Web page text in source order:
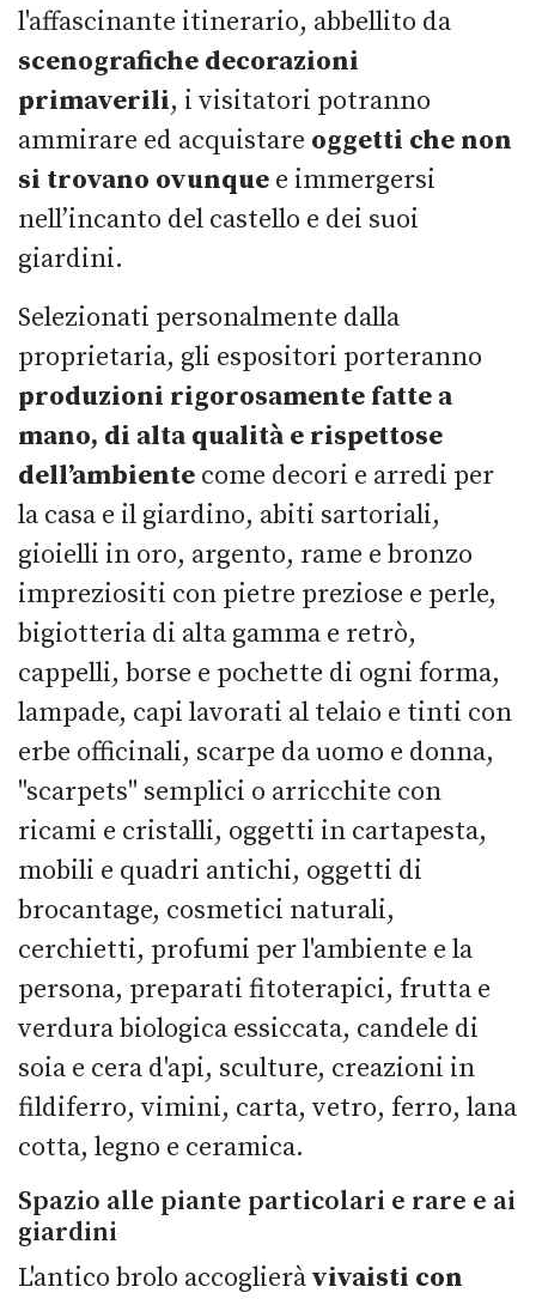
l'affascinante itinerario, abbellito da
scenografiche decorazioni
primaverili, i visitatori potranno
ammirare ed acquistare oggetti che non
si trovano ovunque e immergersi
nell’incanto del castello e dei suoi
giardini.
Selezionati personalmente dalla
proprietaria, gli espositori porteranno
produzioni rigorosamente fatte a
mano, di alta qualità e rispettose
dell’ambiente come decori e arredi per
la casa e il giardino, abiti sartoriali,
gioielli in oro, argento, rame e bronzo
impreziositi con pietre preziose e perle,
bigiotteria di alta gamma e retrò,
cappelli, borse e pochette di ogni forma,
lampade, capi lavorati al telaio e tinti con
erbe officinali, scarpe da uomo e donna,
"scarpets" semplici o arricchite con
ricami e cristalli, oggetti in cartapesta,
mobili e quadri antichi, oggetti di
brocantage, cosmetici naturali,
cerchietti, profumi per l'ambiente e la
persona, preparati fitoterapici, frutta e
verdura biologica essiccata, candele di
soia e cera d'api, sculture, creazioni in
fildiferro, vimini, carta, vetro, ferro, lana
cotta, legno e ceramica.
Spazio alle piante particolari e rare e ai
giardini
L'antico brolo accoglieràvivaisti con